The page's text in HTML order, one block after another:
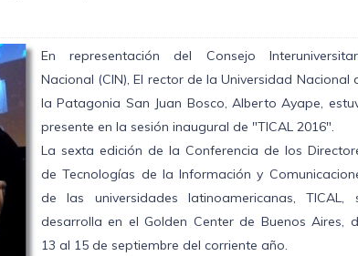
En representación del Consejo
Nacional (CIN), El rector de la Universidad Nacional
la Patagonia San Juan Bosco, Alberto Ayape,
presente en la sesión inaugural de "TICAL 2016".
La sexta edición de la Conferencia de los
de Tecnologías de la Información y
de las universidades latinoamericanas, TICAL,
desarrolla en el Golden Center de Buenos Aires,
13 al 15 de septiembre del corriente año.